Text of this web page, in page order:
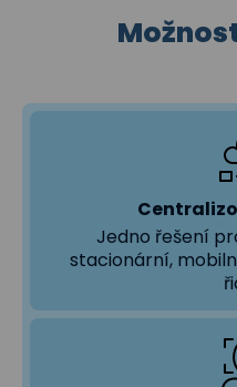
Jedno řešení
stacionární,